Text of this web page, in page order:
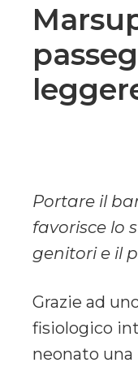
Portare il
favorisce lo
genitori e il
Grazie ad
fisiologico
neonato una